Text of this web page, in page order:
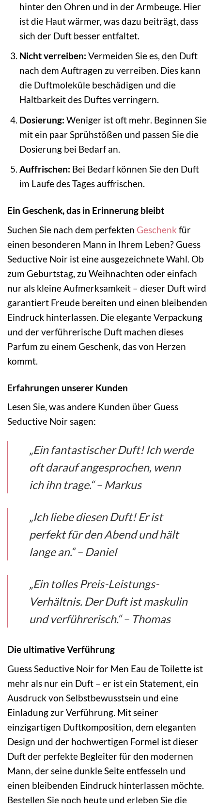
hinter den Ohren und in der Armbeuge. Hier
ist die Haut wärmer, was dazu beiträgt, dass
sich der Duft besser entfaltet.
Nicht verreiben: Vermeiden Sie es, den Duft
nach dem Auftragen zu verreiben. Dies kann
die Duftmoleküle beschädigen und die
Haltbarkeit des Duftes verringern.
Dosierung: Weniger ist oft mehr. Beginnen Sie
mit ein paar Sprühstößen und passen Sie die
Dosierung bei Bedarf an.
Auffrischen: Bei Bedarf können Sie den Duft
im Laufe des Tages auffrischen.
Ein Geschenk, das in Erinnerung bleibt
Suchen Sie nach dem perfekten Geschenk für
einen besonderen Mann in Ihrem Leben? Guess
Seductive Noir ist eine ausgezeichnete Wahl. Ob
zum Geburtstag, zu Weihnachten oder einfach
nur als kleine Aufmerksamkeit – dieser Duft wird
garantiert Freude bereiten und einen bleibenden
Eindruck hinterlassen. Die elegante Verpackung
und der verführerische Duft machen dieses
Parfum zu einem Geschenk, das von Herzen
kommt.
Erfahrungen unserer Kunden
Lesen Sie, was andere Kunden über Guess
Seductive Noir sagen:
„Ein fantastischer Duft! Ich werde
oft darauf angesprochen, wenn
ich ihn trage.“ – Markus
„Ich liebe diesen Duft! Er ist
perfekt für den Abend und hält
lange an.“ – Daniel
„Ein tolles Preis-Leistungs-
Verhältnis. Der Duft ist maskulin
und verführerisch.“ – Thomas
Die ultimative Verführung
Guess Seductive Noir for Men Eau de Toilette ist
mehr als nur ein Duft – er ist ein Statement, ein
Ausdruck von Selbstbewusstsein und eine
Einladung zur Verführung. Mit seiner
einzigartigen Duftkomposition, dem eleganten
Design und der hochwertigen Formel ist dieser
Duft der perfekte Begleiter für den modernen
Mann, der seine dunkle Seite entfesseln und
einen bleibenden Eindruck hinterlassen möchte.
Bestellen Sie noch heute und erleben Sie die